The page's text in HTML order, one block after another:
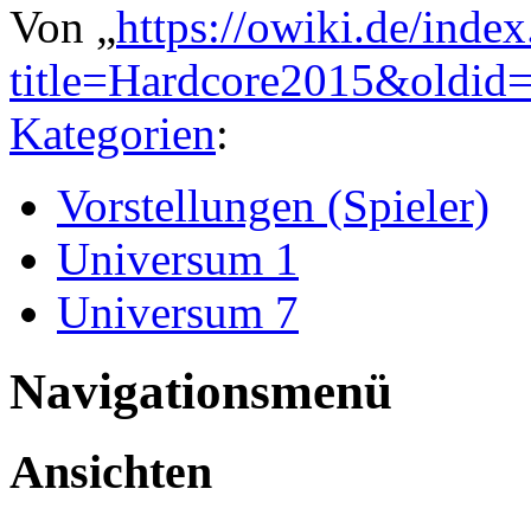
Von „https://owiki.de/
Kategorien:
Vorstellungen (Spieler)
Universum 1
Universum 7
Navigationsmenü
Ansichten